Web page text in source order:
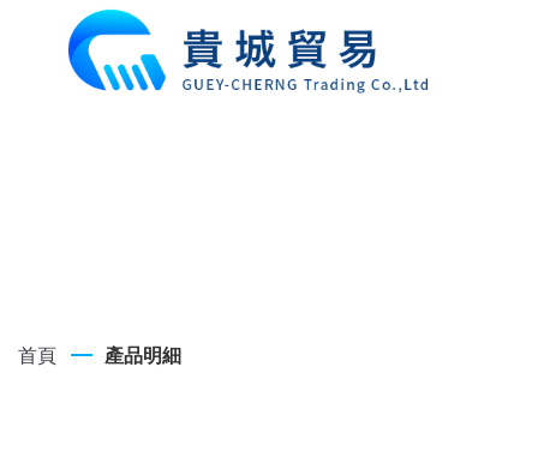
首頁 產品明細